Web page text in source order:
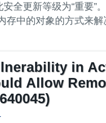
全更新等级为“重要”
存中的对象的方式来解
in
Allow